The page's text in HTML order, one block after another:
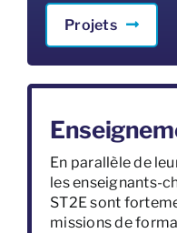
Projets
En parallèle de
les enseignants-
ST2E sont
missions de